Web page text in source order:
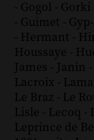
- Gogol - Gorki
- Guimet - Gyp-
- Hermant -
Houssaye -
James - Janin -
Lacroix -
Le Braz - Le
Lisle - Lecoq -
Leprince de